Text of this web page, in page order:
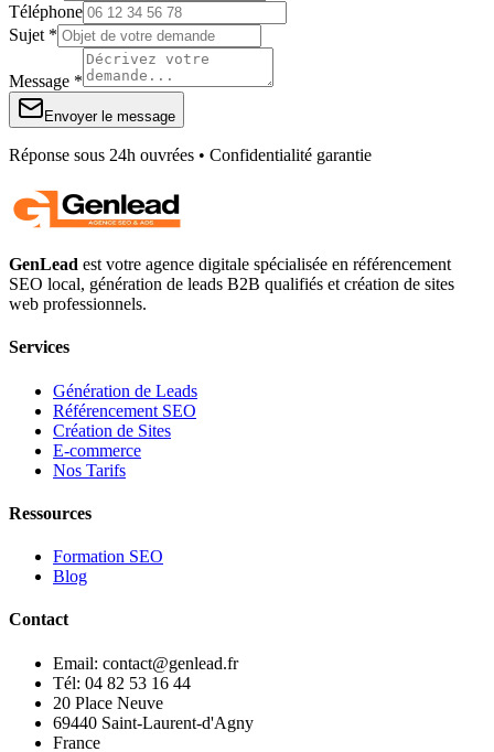
Téléphone
Sujet *
Message *
Envoyer le message
Réponse sous 24h ouvrées • Confidentialité garantie
GenLead est votre agence digitale spécialisée en référencement
SEO local, génération de leads B2B qualifiés et création de sites
web professionnels.
Services
Génération de Leads
Référencement SEO
Création de Sites
E-commerce
Nos Tarifs
Ressources
Formation SEO
Blog
Contact
Email: contact@genlead.fr
Tél: 04 82 53 16 44
20 Place Neuve
69440 Saint-Laurent-d'Agny
France